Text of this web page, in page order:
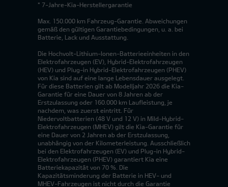
* 7-Jahre-Kia-Herstellergarantie
Max. 150.000 km Fahrzeug-Garantie. Abweichungen
gemäß den gültigen Garantiebedingungen, u. a. bei
Batterie, Lack und Ausstattung.
Die Hochvolt-Lithium-Ionen-Batterieeinheiten in den
Elektrofahrzeugen (EV), Hybrid-Elektrofahrzeugen
(HEV) und Plug-in Hybrid-Elektrofahrzeugen (PHEV)
von Kia sind auf eine lange Lebensdauer ausgelegt.
Für diese Batterien gilt ab Modelljahr 2026 die Kia-
Garantie für eine Dauer von 8 Jahren ab der
Erstzulassung oder 160.000 km Laufleistung, je
nachdem, was zuerst eintritt. Für
Niedervoltbatterien (48 V und 12 V) in Mild-Hybrid-
Elektrofahrzeugen (MHEV) gilt die Kia-Garantie für
eine Dauer von 2 Jahren ab der Erstzulassung,
unabhängig von der Kilometerleistung. Ausschließlich
bei den Elektrofahrzeugen (EV) und Plug-in Hybrid-
Elektrofahrzeugen (PHEV) garantiert Kia eine
Batteriekapazität von 70 %. Die
Kapazitätsminderung der Batterie in HEV- und
MHEV-Fahrzeugen ist nicht durch die Garantie